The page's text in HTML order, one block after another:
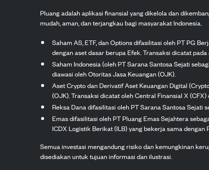
Pluang adalah aplikasi finansial yang dikelola dan
mudah, aman, dan terjangkau bagi masyarakat Indonesia.
Saham AS, ETF, dan Options difasilitasi oleh PT PG
dengan aset dasar berupa Efek. Transaksi dicatat
Saham Indonesia (oleh PT Sarana Santosa Sejati
diawasi oleh Otoritas Jasa Keuangan (OJK).
Aset Crypto dan Derivatif Aset Keuangan Digital
(OJK). Transaksi dicatat oleh Central Finansial X
Reksa Dana difasilitasi oleh PT Sarana Santosa Sejati
Emas difasilitasi oleh PT Pluang Emas Sejahtera
ICDX Logistik Berikat (ILB) yang bekerja sama dengan
Semua investasi mengandung risiko dan kemungkinan
disediakan untuk tujuan informasi dan ilustrasi.